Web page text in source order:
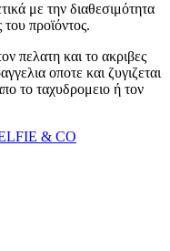
με την διαθεσιμότητα
προϊόντος.
πελατη και το ακριβες
οποτε και ζυγιζεται
το ταχυδρομειο ή τον
& CO